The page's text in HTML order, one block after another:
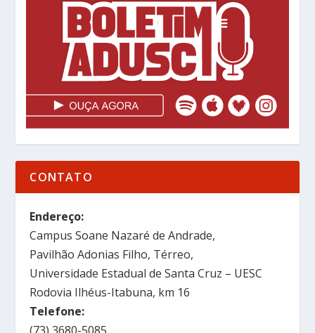
CONTATO
Endereço:
Campus Soane Nazaré de Andrade,
Pavilhão Adonias Filho, Térreo,
Universidade Estadual de Santa Cruz – UESC
Rodovia Ilhéus-Itabuna, km 16
Telefone: